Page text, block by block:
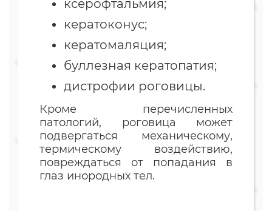
ксерофтальмия;
кератоконус;
кератомаляция;
буллезная кератопатия;
дистрофии роговицы.
Кроме перечисленных
патологий, роговица может
подвергаться механическому,
термическому воздействию,
повреждаться от попадания в
глаз инородных тел.